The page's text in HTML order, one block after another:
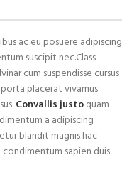
ac eu posuere adipiscing
suscipit nec.Class
cum suspendisse cursus
placerat vivamus
Convallis justoquam
a adipiscing
blandit magnis hac
sapien duis